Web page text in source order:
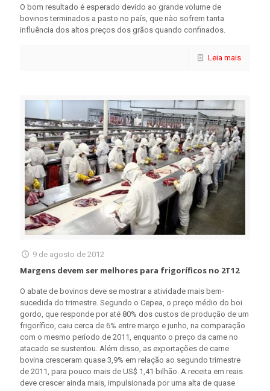
O bom resultado é esperado devido ao grande volume de
bovinos terminados a pasto no país, que nào sofrem tanta
influência dos altos preços dos grãos quando confinados.
Leia mais
9 de agosto de 2012
Margens devem ser melhores para frigoríficos no 2T12
O abate de bovinos deve se mostrar a atividade mais bem-
sucedida do trimestre. Segundo o Cepea, o preço médio do boi
gordo, que responde por até 80% dos custos de produção de um
frigorífico, caiu cerca de 6% entre março e junho, na comparação
com o mesmo período de 2011, enquanto o preço da carne no
atacado se sustentou. Além disso, as exportações de carne
bovina cresceram quase 3,9% em relação ao segundo trimestre
de 2011, para pouco mais de US$ 1,41 bilhão. A receita em reais
deve crescer ainda mais, impulsionada por uma alta de quase